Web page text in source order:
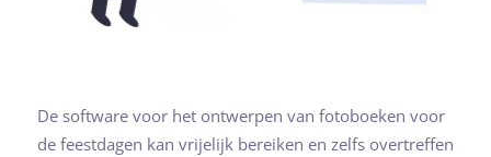
De software voor het ontwerpen van fotoboeken voor
de feestdagen kan vrijelijk bereiken en zelfs overtreffen